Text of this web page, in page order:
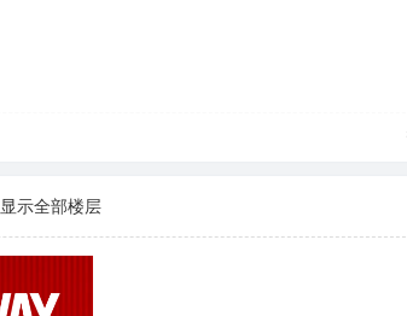
显示全部楼层